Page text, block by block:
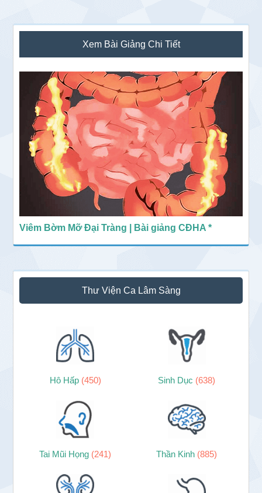
Sidebar
chính
Xem Bài Giảng Chi Tiết
Viêm Bờm Mỡ Đại Tràng | Bài giảng CĐHA *
Thư Viện Ca Lâm Sàng
Hô Hấp (450) Sinh Dục (638)
Tai Mũi Họng (241) Thần Kinh (885)